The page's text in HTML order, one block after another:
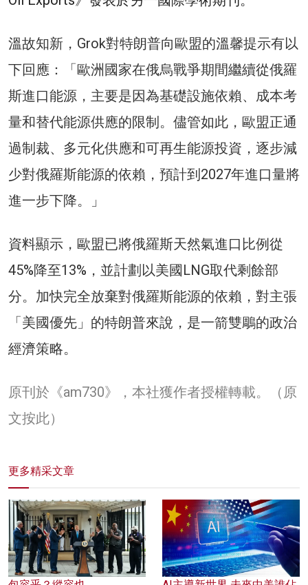
溫故知新，Grok對特朗普向歐盟的溫馨提示有以
下回應：「歐洲國家在俄烏戰爭期間繼續從俄羅
斯進口能源，主要是因為基礎設施依賴、成本考
量和替代能源供應的限制。儘管如此，歐盟正通
過制裁、多元化供應和可再生能源投資，逐步減
少對俄羅斯能源的依賴，預計到2027年進口量將
進一步下降。」
資料顯示，歐盟已將俄羅斯天然氣進口比例從
45%降至13%，並計劃以美國LNG取代剩餘部
分。加快完全放棄對俄羅斯能源的依賴，對主張
「美國優先」的特朗普來說，是一箭雙鵰的政治
經濟策略。
原刊於《am730》，本社獲作者授權轉載。
（原
文按此）
更多精采文章